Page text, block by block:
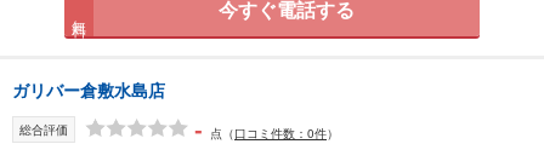
今すぐ電話する
ガリバー倉敷水島店
総合評価 - 点 （口コミ件数：0件）